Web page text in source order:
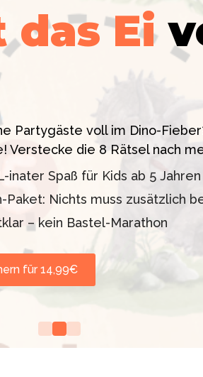
–
2
das Ei
Partygäste voll im Dino-
Verstecke die 8 Rätsel nach
inater Spaß für Kids ab 5 Jahren
Paket: Nichts muss zusätzlich
– kein Bastel-Marathon
für 14,99€
Unser 24-seitiges PDF
Fall in 90 Minuten!